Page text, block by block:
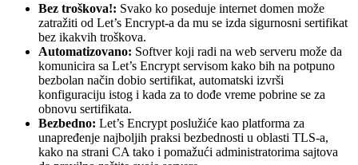
Bez troškova!: Svako ko poseduje internet domen može
zatražiti od Let’s Encrypt-a da mu se izda sigurnosni sertifikat
bez ikakvih troškova.
Automatizovano: Softver koji radi na web serveru može da
komunicira sa Let’s Encrypt servisom kako bih na potpuno
bezbolan način dobio sertifikat, automatski izvrši
konfiguraciju istog i kada za to dođe vreme pobrine se za
obnovu sertifikata.
Bezbedno: Let’s Encrypt poslužiće kao platforma za
unapređenje najboljih praksi bezbednosti u oblasti TLS-a,
kako na strani CA tako i pomažući administratorima sajtova